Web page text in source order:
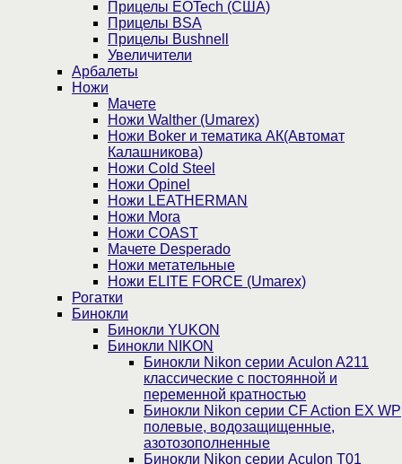
Прицелы EOTech (США)
Прицелы BSA
Прицелы Bushnell
Увеличители
Арбалеты
Ножи
Мачете
Ножи Walther (Umarex)
Ножи Boker и тематика АК(Автомат
Калашникова)
Ножи Cold Steel
Ножи Opinel
Ножи LEATHERMAN
Ножи Mora
Ножи COAST
Мачете Desperado
Ножи метательные
Ножи ELITE FORCE (Umarex)
Рогатки
Бинокли
Бинокли YUKON
Бинокли NIKON
Бинокли Nikon серии Aculon A211
классические с постоянной и
переменной кратностью
Бинокли Nikon серии СF Action EX WP
полевые, водозащищенные,
азотозополненные
Бинокли Nikon серии Aculon T01